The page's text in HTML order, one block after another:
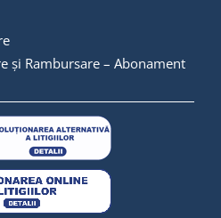
și Rambursare – Abonament